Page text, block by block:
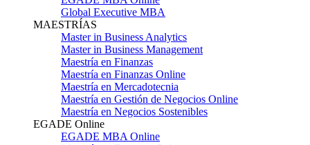
Global Executive MBA
MAESTRÍAS
Master in Business Analytics
Master in Business Management
Maestría en Finanzas
Maestría en Finanzas Online
Maestría en Mercadotecnia
Maestría en Gestión de Negocios Online
Maestría en Negocios Sostenibles
EGADE Online
EGADE MBA Online